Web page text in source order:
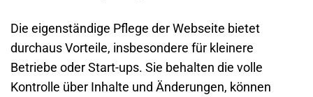
Die eigenständige Pflege der Webseite bietet
durchaus Vorteile, insbesondere für kleinere
Betriebe oder Start-ups. Sie behalten die volle
Kontrolle über Inhalte und Änderungen, können